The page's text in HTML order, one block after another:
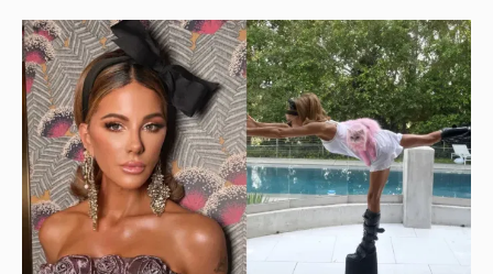
Ботинки на высокой платформе и
крашеный кот-компаньон: 53-летняя Кейт
Бекинсейл показала, как занимается
йогой
10